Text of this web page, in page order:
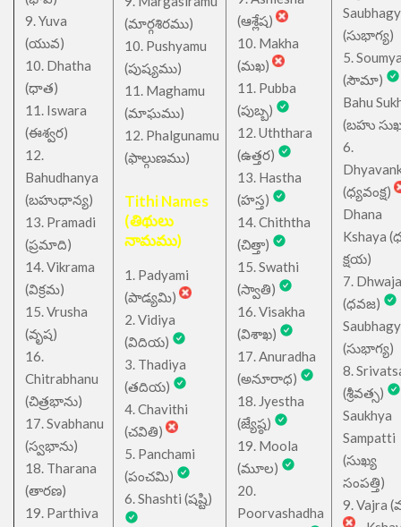
9. Yuva
(యువ)
10. Dhatha
(ధాత)
11. Iswara
(ఈశ్వర)
12.
Bahudhanya
(బహుధాన్య)
13. Pramadi
(ప్రమాది)
14. Vikrama
(విక్రమ)
15. Vrusha
(వృష)
16.
Chitrabhanu
(చిత్రభాను)
17. Svabhanu
(స్వభాను)
18. Tharana
(తారణ)
19. Parthiva
(మార్గశిరము)
10. Pushyamu
(పుష్యము)
11. Maghamu
(మాఘము)
12. Phalgunamu
(ఫాల్గుణము)
Tithi Names
(తిథులు
నామము)
1. Padyami
(పాడ్యమి)
2. Vidiya
(విదియ)
3. Thadiya
(తదియ)
4. Chavithi
(చవితి)
5. Panchami
(పంచమి)
6. Shashti (షష్టి)
(ఆశ్లేష)
10. Makha
(మఖ)
11. Pubba
(పుబ్బ)
12. Uththara
(ఉత్తర)
13. Hastha
(హస్త)
14. Chiththa
(చిత్తా)
15. Swathi
(స్వాతి)
16. Visakha
(విశాఖ)
17. Anuradha
(అనూరాధ)
18. Jyestha
(జ్యేష్ఠ)
19. Moola
(మూల)
20.
Poorvashadha
(సుభాగ్య)
5.
(సౌమా)
Bahu
(బహు
6.
(ధ్యవంక్ష)
Dhana
Kshaya
క్షయ)
7. Dhwaja
(ధవజ)
(సుభాగ్య)
8.
(శ్రీవత్స)
Saukhya
Sampatti
(సుఖ్య
సంపత్తి)
9. Vajra